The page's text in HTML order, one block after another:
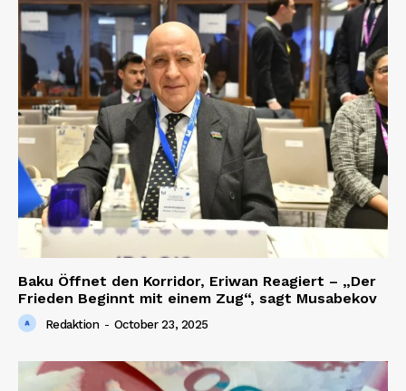
Baku Öffnet den Korridor, Eriwan Reagiert – „Der
Frieden Beginnt mit einem Zug“, sagt Musabekov
Redaktion - October 23, 2025